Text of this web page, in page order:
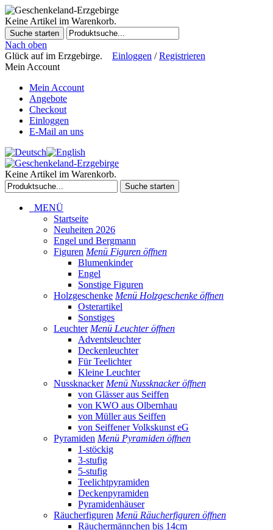
Keine Artikel im Warenkorb.
Suche starten
Nach oben
Glück auf im Erzgebirge.
Einloggen /Registrieren
Mein Account
Mein Account
Angebote
Checkout
Einloggen
E-Mail an uns
Keine Artikel im Warenkorb.
Suche starten
MENÜ
Startseite
Neuheiten 2026
Engel und Bergmann
Figuren Menü Figuren öffnen
Blumenkinder
Engel
Sonstige Figuren
Holzgeschenke Menü Holzgeschenke öffnen
Osterartikel
Sonstiges
Leuchter Menü Leuchter öffnen
Adventsleuchter
Deckenleuchter
Für Teelichter
Kleine Leuchter
Nussknacker Menü Nussknacker öffnen
von Glässer aus Seiffen
von KWO aus Olbernhau
von Müller aus Seiffen
von Seiffener Volkskunst eG
Pyramiden Menü Pyramiden öffnen
1-stöckig
3-stufig
5-stufig
Teelichtpyramiden
Deckenpyramiden
Pyramidenhäuser
Räucherfiguren Menü Räucherfiguren öffnen
Räuchermännchen bis 14cm